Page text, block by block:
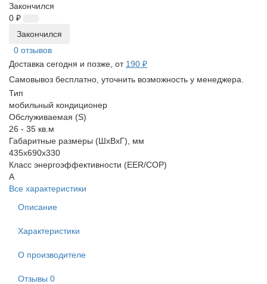
Закончился
0 ₽
Закончился
0 отзывов
Доставка сегодня и позже, от 190 ₽
Самовывоз бесплатно, уточнить возможность у менеджера.
Тип
мобильный кондиционер
Обслуживаемая (S)
26 - 35 кв.м
Габаритные размеры (ШхВхГ), мм
435x690x330
Класс энергоэффективности (EER/COP)
A
Все характеристики
Описание
Характеристики
О производителе
Отзывы 0